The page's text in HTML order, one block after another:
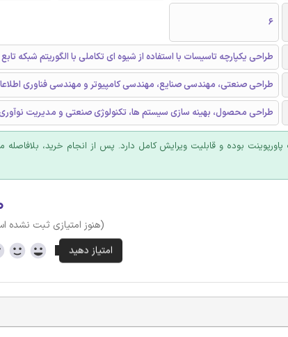
6
طراحی یکپارچه تاسیسات با استفاده از شیوه ای تکاملی با الگوریتم شبکه تابع
طراحی صنعتی، مهندسی صنایع، مهندسی کامپیوتر و مهندسی فناوری
طراحی محصول، بهینه سازی سیستم ها، تکنولوژی صنعتی و مدیریت
پاورپوینت بوده و قابلیت ویرایش کامل دارد. پس از انجام خرید،
(هنوز امتیازی ثبت نشده